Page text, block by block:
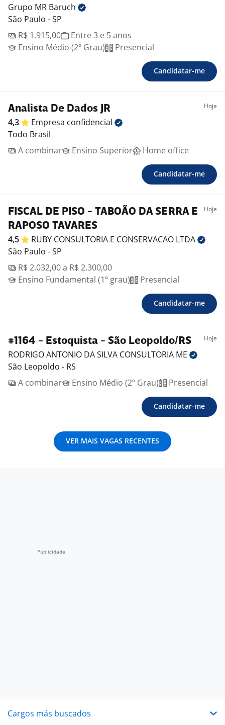
Grupo MR Baruch
São Paulo - SP
R$ 1.915,00
Entre 3 e 5 anos
Ensino Médio (2º Grau)
Presencial
Candidatar-me
Analista De Dados JR Hoje
4,3 Empresa confidencial
Todo Brasil
A combinar
Ensino Superior Home office
Candidatar-me
FISCAL DE PISO - TABOÃO DA SERRA E
RAPOSO TAVARES
Hoje
4,5 RUBY CONSULTORIA E CONSERVACAO LTDA
São Paulo - SP
R$ 2.032,00 a R$ 2.300,00
Ensino Fundamental (1º grau)
Presencial
Candidatar-me
#1164 - Estoquista - São Leopoldo/RS Hoje
RODRIGO ANTONIO DA SILVA CONSULTORIA ME
São Leopoldo - RS
A combinar
Ensino Médio (2º Grau) Presencial
Candidatar-me
VER MAIS VAGAS RECENTES
Cargos más buscados